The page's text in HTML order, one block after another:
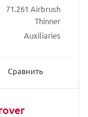
71.261 Airbrush
Thinner
Auxiliaries
Сравнить